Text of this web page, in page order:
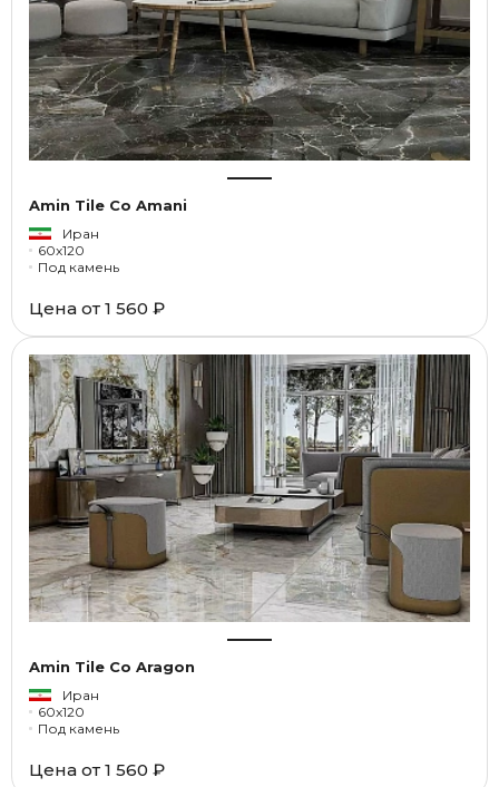
Amin Tile Co Amani
Иран
60x120
Под камень
Цена от 1 560 ₽
Amin Tile Co Aragon
Иран
60x120
Под камень
Цена от 1 560 ₽